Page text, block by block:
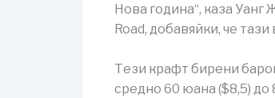
Нова година“, каза
Road, добавяйки, че
Тези крафт бирени
средно 60 юана ($8,5)